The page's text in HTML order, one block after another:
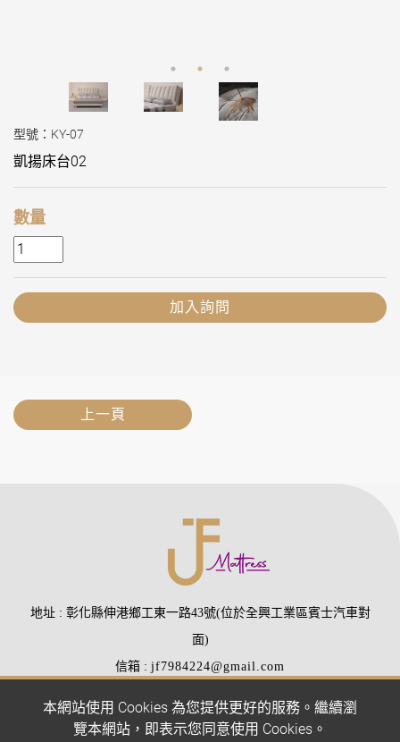
型號：KY-07
凱揚床台02
數量
加入詢問
上一頁
本網站使用 Cookies 為您提供更好的服務。繼續瀏
覽本網站，即表示您同意使用 Cookies。
地址
彰化縣伸港鄉工東一路43號(位於全興工業區賓士汽車對
面)
信箱
jf7984224@gmail.com
傳真
(04)7977407